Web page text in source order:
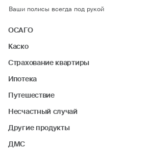
Ваши полисы всегда под рукой
ОСАГО
Каско
Страхование квартиры
Ипотека
Путешествие
Несчастный случай
Другие продукты
ДМС